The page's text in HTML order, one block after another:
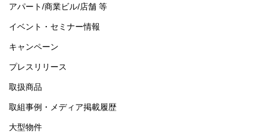
アパート/商業ビル/店舗 等
イベント・セミナー情報
キャンペーン
プレスリリース
取扱商品
取組事例・メディア掲載履歴
大型物件